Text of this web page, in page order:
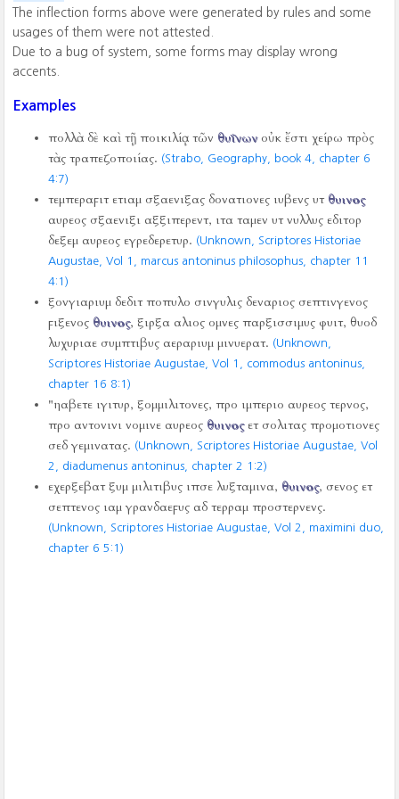
The inflection forms above were generated by rules and some
usages of them were not attested.
Due to a bug of system, some forms may display wrong
accents.
Examples
πολλὰ δὲ καὶ τῇ ποικιλίᾳ τῶν θυΐνωνοὐκ ἔστι χείρω πρὸς
τὰς τραπεζοποιίας. (Strabo, Geography, book 4, chapter 6
4:7)
τεμπεραϝιτ ετιαμ σξαενιξας δονατιονες ιυβενς υτ θυινος
αυρεος σξαενιξι αξξιπερεντ, ιτα ταμεν υτ νυλλυς εδιτορ
δεξεμ αυρεος εγρεδερετυρ. (Unknown, Scriptores Historiae
Augustae, Vol 1, marcus antoninus philosophus, chapter 11
4:1)
ξονγιαριυμ δεδιτ ποπυλο σινγυλις δεναριος σεπτινγενος
ϝιξενος θυινος, ξιρξα αλιος ομνες παρξισσιμυς φυιτ, θυοδ
λυχυριαε συμπτιβυς αεραριυμ μινυερατ. (Unknown,
Scriptores Historiae Augustae, Vol 1, commodus antoninus,
chapter 16 8:1)
"ηαβετε ιγιτυρ, ξομμιλιτονες, προ ιμπεριο αυρεος τερνος,
προ αντονινι νομινε αυρεος θυινοςετ σολιτας προμοτιονες
σεδ γεμινατας. (Unknown, Scriptores Historiae Augustae, Vol
2, diadumenus antoninus, chapter 2 1:2)
εχερξεβατ ξυμ μιλιτιβυς ιπσε λυξταμινα, θυινος, σενος ετ
σεπτενος ιαμ γρανδαεϝυς αδ τερραμ προστερνενς.
(Unknown, Scriptores Historiae Augustae, Vol 2, maximini duo,
chapter 6 5:1)